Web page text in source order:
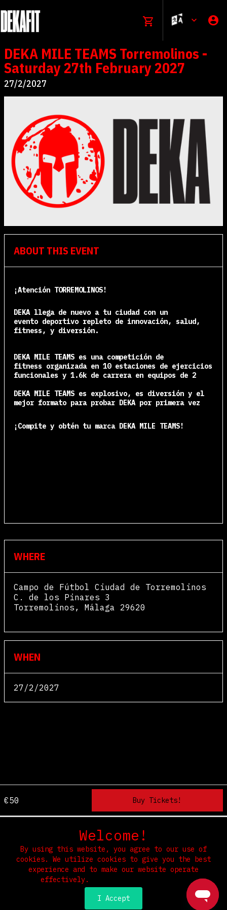
DEKA MILE TEAMS Torremolinos -
Saturday 27th February 2027
27/2/2027
€50
ABOUT THIS EVENT
¡Atención TORREMOLINOS!
DEKA llega de nuevo a tu ciudad con un
evento deportivo repleto de innovación, salud,
fitness, y diversión.
DEKA MILE TEAMS es una competición de
fitness organizada en 10 estaciones de ejercicios
funcionales y 1.6k de carrera en equipos de 2
DEKA MILE TEAMS es explosivo, es diversión y el
mejor formato para probar DEKA por primera vez
¡Compite y obtén tu marca DEKA MILE TEAMS!
WHERE
Campo de Fútbol Ciudad de Torremolinos
C. de los Pinares 3
Torremolinos , Málaga 29620
WHEN
27/2/2027
Terms & Conditions Privacy & Security
Select Language▼
Welcome!
By using this website, you agree to our use of
cookies. We utilize cookies to give you the best
experience and to make our website operate
effectively.